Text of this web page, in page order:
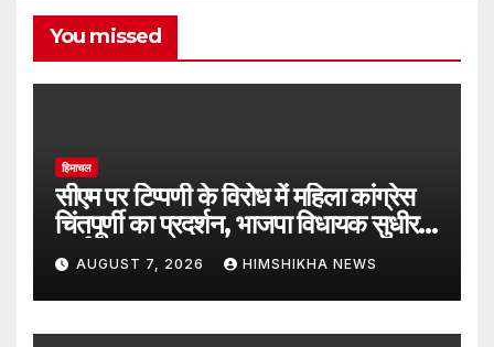
You missed
हिमाचल
सीएम पर टिप्पणी के विरोध में महिला कांग्रेस
चिंतपूर्णी का प्रदर्शन, भाजपा विधायक सुधीर
शर्मा का फूंका पुतला
AUGUST 7, 2026 HIMSHIKHA NEWS